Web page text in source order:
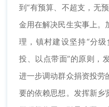
到“有预算、不超支，无
金用在解决民生实事上。
理，镇村建设坚持“分
投、以点带面”的原则，
进一步调动群众捐资投劳
要的依赖思想。发挥新乡